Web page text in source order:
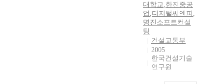
대학교,한진중공
업 ,디지털씨앤피 ,
명진소프트컨설
팅
건설교통부
2005
한국건설기술
연구원